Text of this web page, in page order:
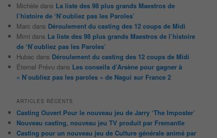
Michèle dans La liste des 98 plus grands Maestros de
l’histoire de ‘N’oubliez pas les Paroles’
Marc dans Déroulement du casting des 12 coups de Midi
Mimi dans La liste des 98 plus grands Maestros de l’histoire
de ‘N’oubliez pas les Paroles’
Hubac dans Déroulement du casting des 12 coups de Midi
Éternel Prévu dans Les conseils d’Arsène pour gagner à
« N’oubliez pas les paroles » de Nagui sur France 2
ARTICLES RÉCENTS
Casting Ouvert Pour le nouveau jeu de Jarry ‘The Imposter’
Nouveau casting, nouveau jeu TV produit par Fremantle
Casting pour un nouveau jeu de Culture générale animé par